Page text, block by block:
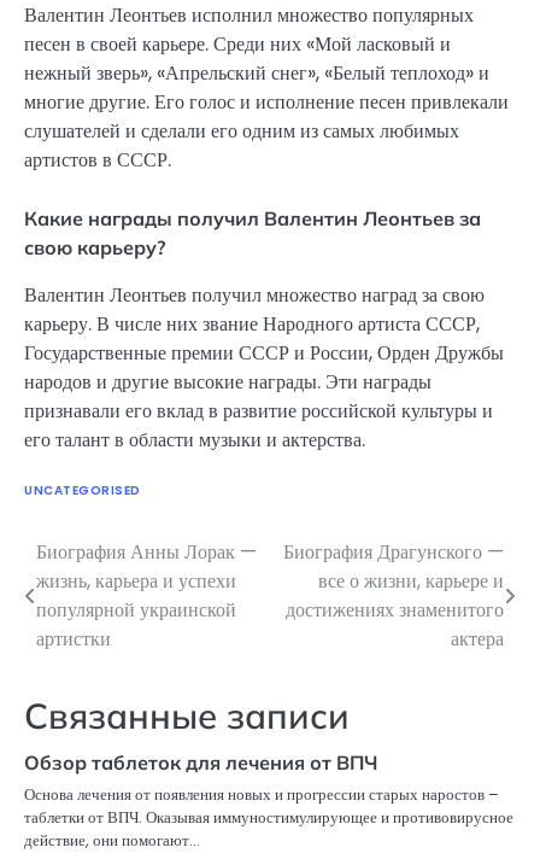
Валентин Леонтьев исполнил множество популярных
песен в своей карьере. Среди них «Мой ласковый и
нежный зверь», «Апрельский снег», «Белый теплоход» и
многие другие. Его голос и исполнение песен привлекали
слушателей и сделали его одним из самых любимых
артистов в СССР.
Какие награды получил Валентин Леонтьев за
свою карьеру?
Валентин Леонтьев получил множество наград за свою
карьеру. В числе них звание Народного артиста СССР,
Государственные премии СССР и России, Орден Дружбы
народов и другие высокие награды. Эти награды
признавали его вклад в развитие российской культуры и
его талант в области музыки и актерства.
UNCATEGORISED
Навигация
по
записям
Биография Анны Лорак —
жизнь, карьера и успехи
популярной украинской
артистки
Биография Драгунского —
все о жизни, карьере и
достижениях знаменитого
актера
Связанные записи
Обзор таблеток для лечения от ВПЧ
Основа лечения от появления новых и прогрессии старых наростов –
таблетки от ВПЧ. Оказывая иммуностимулирующее и противовирусное
действие, они помогают…